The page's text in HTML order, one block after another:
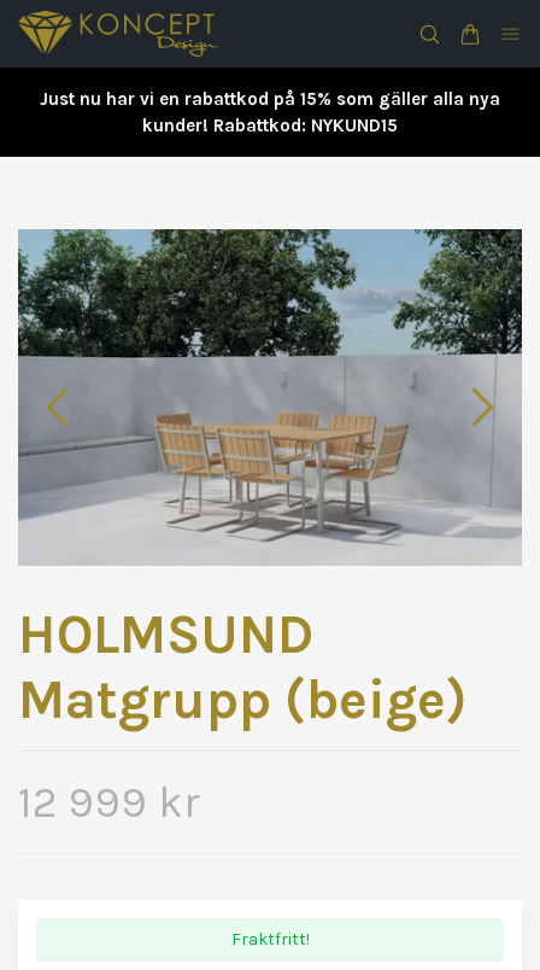
Just nu har vi en rabattkod på 15% som gäller alla nya
kunder! Rabattkod: NYKUND15
HOLMSUND
Matgrupp (beige)
12 999 kr
Fraktfritt!